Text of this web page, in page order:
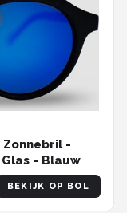
-
- Blauw
BEKIJK OP BOL